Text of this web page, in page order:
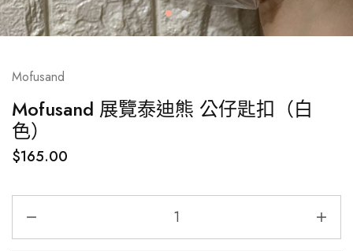
Mofusand
Mofusand 展覽泰迪熊 公仔匙扣（白
色）
$165.00